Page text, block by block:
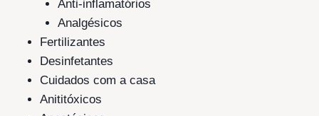
Anti-inflamatórios
Analgésicos
Fertilizantes
Desinfetantes
Cuidados com a casa
Anititóxicos